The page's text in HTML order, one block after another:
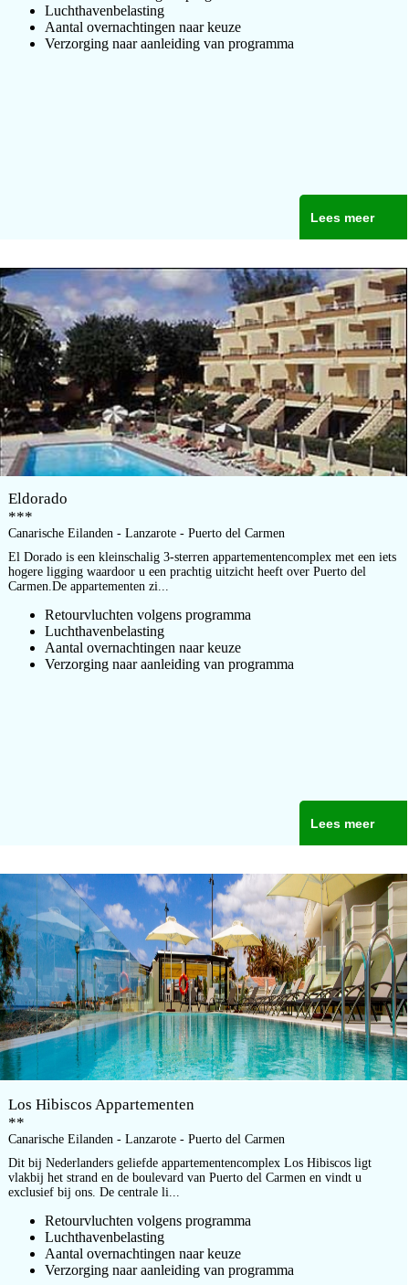
Luchthavenbelasting
Aantal overnachtingen naar keuze
Verzorging naar aanleiding van programma
Lees meer
Eldorado
***
Canarische Eilanden - Lanzarote - Puerto del Carmen
El Dorado is een kleinschalig 3-sterren appartementencomplex met een iets
hogere ligging waardoor u een prachtig uitzicht heeft over Puerto del
Carmen.De appartementen zi...
Retourvluchten volgens programma
Luchthavenbelasting
Aantal overnachtingen naar keuze
Verzorging naar aanleiding van programma
Lees meer
Los Hibiscos Appartementen
**
Canarische Eilanden - Lanzarote - Puerto del Carmen
Dit bij Nederlanders geliefde appartementencomplex Los Hibiscos ligt
vlakbij het strand en de boulevard van Puerto del Carmen en vindt u
exclusief bij ons. De centrale li...
Retourvluchten volgens programma
Luchthavenbelasting
Aantal overnachtingen naar keuze
Verzorging naar aanleiding van programma